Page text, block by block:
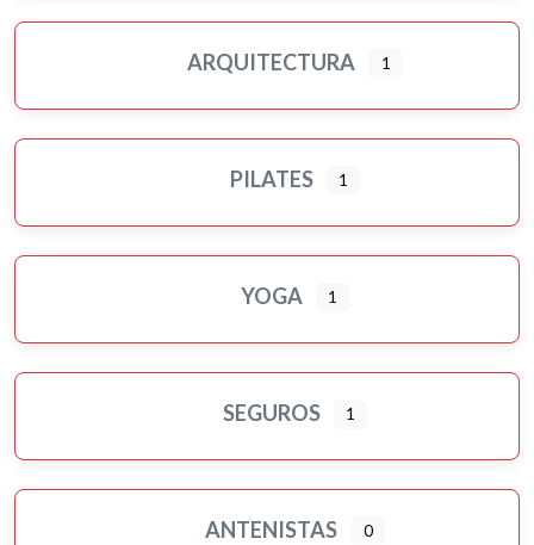
ARQUITECTURA 1
PILATES 1
YOGA 1
SEGUROS 1
ANTENISTAS 0